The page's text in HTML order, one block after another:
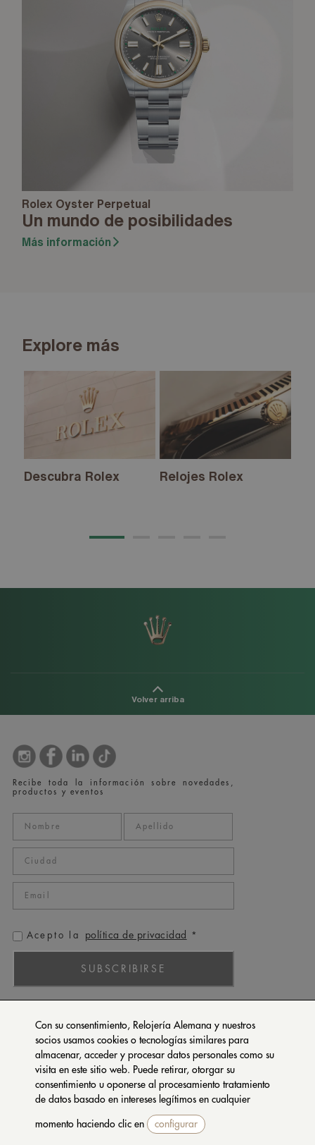
Con su consentimiento, Relojería Alemana y nuestros
socios usamos cookies o tecnologías similares para
almacenar, acceder y procesar datos personales como su
visita en este sitio web. Puede retirar, otorgar su
consentimiento u oponerse al procesamiento tratamiento
de datos basado en intereses legítimos en cualquier
momento haciendo clic en configurar
Rolex Oyster Perpetual
Un mundo de posibilidades
Más información
Explore más
Descubra Rolex Relojes Rolex
Volver arriba
Recibe toda la información sobre novedades,
productos y eventos
Acepto la política de privacidad *
SUBSCRIBIRSE
PATEK PHILIPPE
TUDOR
SETENTA Y NUEVE